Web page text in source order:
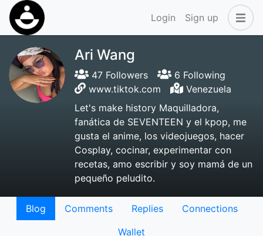
Login Sign up
Ari Wang
47 Followers
6 Following
www.tiktok.com
Venezuela
Let's make history Maquilladora,
fanática de SEVENTEEN y el kpop, me
gusta el anime, los videojuegos, hacer
Cosplay, cocinar, experimentar con
recetas, amo escribir y soy mamá de un
pequeño peludito.
Blog Comments Replies
Connections
Wallet